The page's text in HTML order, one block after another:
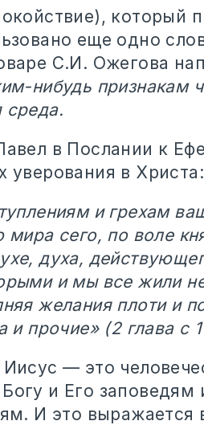
который
еще одно
С.И. Ожегова
нибудь признакам
среда.
в Послании к
уверования в Христа:
и грехам
сего, по воле
духа,
и мы все жили
желания плоти и
и прочие» (2 глава с
— это
и Его
И это выражается